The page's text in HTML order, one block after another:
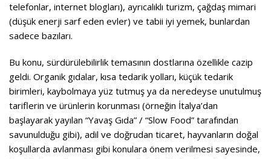
telefonlar, internet blogları), ayrıcalıklı turizm, çağdaş mimari
(düşük enerji sarf eden evler) ve tabii iyi yemek, bunlardan
sadece bazıları.
Bu konu, sürdürülebilirlik temasının dostlarına özellikle cazip
geldi. Organik gıdalar, kısa tedarik yolları, küçük tedarik
birimleri, kaybolmaya yüz tutmuş ya da neredeyse unutulmuş
tariflerin ve ürünlerin korunması (örneğin İtalya’dan
başlayarak yayılan “Yavaş Gıda” / “Slow Food” tarafından
savunulduğu gibi), adil ve doğrudan ticaret, hayvanların doğal
koşullarda avlanması gibi konulara önem verilmesi sayesinde,